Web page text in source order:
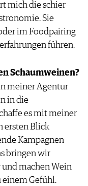
mich die schier
Sie
im Foodpairing
führen.
Schaumweinen?
meiner Agentur
in die
es mit meiner
ersten Blick
Kampagnen
bringen wir
machen Wein
einem Gefühl.